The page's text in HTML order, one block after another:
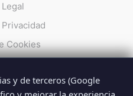
Cookies
y de terceros (Google